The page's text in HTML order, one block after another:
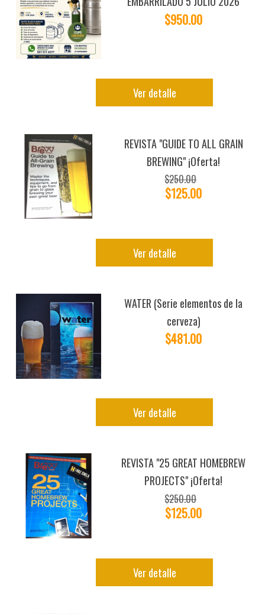
$950.00
Ver detalle
REVISTA "GUIDE TO ALL GRAIN
BREWING" ¡Oferta!
$250.00
$125.00
Ver detalle
WATER (Serie elementos de la
cerveza)
$481.00
Ver detalle
REVISTA "25 GREAT HOMEBREW
PROJECTS" ¡Oferta!
$250.00
$125.00
Ver detalle